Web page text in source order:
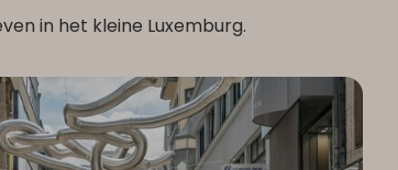
in het kleine Luxemburg.